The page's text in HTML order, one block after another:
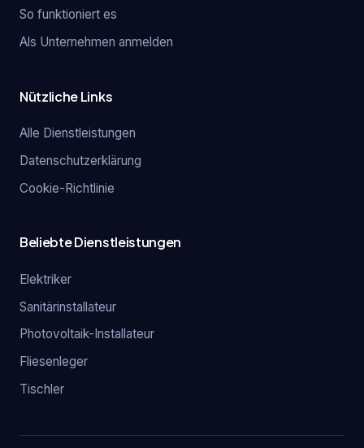
So funktioniert es
Als Unternehmen anmelden
Nützliche Links
Alle Dienstleistungen
Datenschutzerklärung
Cookie-Richtlinie
Beliebte Dienstleistungen
Elektriker
Sanitärinstallateur
Photovoltaik-Installateur
Fliesenleger
Tischler